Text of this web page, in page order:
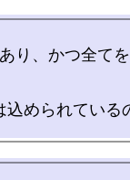
り、かつ全て